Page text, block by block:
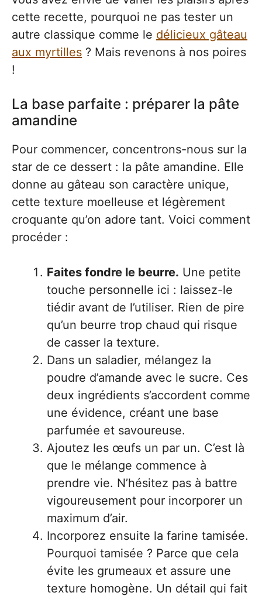
cette recette, pourquoi ne pas tester un
autre classique comme le délicieux gâteau
aux myrtilles ? Mais revenons à nos poires
!
La base parfaite : préparer la pâte
amandine
Pour commencer, concentrons-nous sur la
star de ce dessert : la pâte amandine. Elle
donne au gâteau son caractère unique,
cette texture moelleuse et légèrement
croquante qu’on adore tant. Voici comment
procéder :
Faites fondre le beurre. Une petite
touche personnelle ici : laissez-le
tiédir avant de l’utiliser. Rien de pire
qu’un beurre trop chaud qui risque
de casser la texture.
Dans un saladier, mélangez la
poudre d’amande avec le sucre. Ces
deux ingrédients s’accordent comme
une évidence, créant une base
parfumée et savoureuse.
Ajoutez les œufs un par un. C’est là
que le mélange commence à
prendre vie. N’hésitez pas à battre
vigoureusement pour incorporer un
maximum d’air.
Incorporez ensuite la farine tamisée.
Pourquoi tamisée ? Parce que cela
évite les grumeaux et assure une
texture homogène. Un détail qui fait